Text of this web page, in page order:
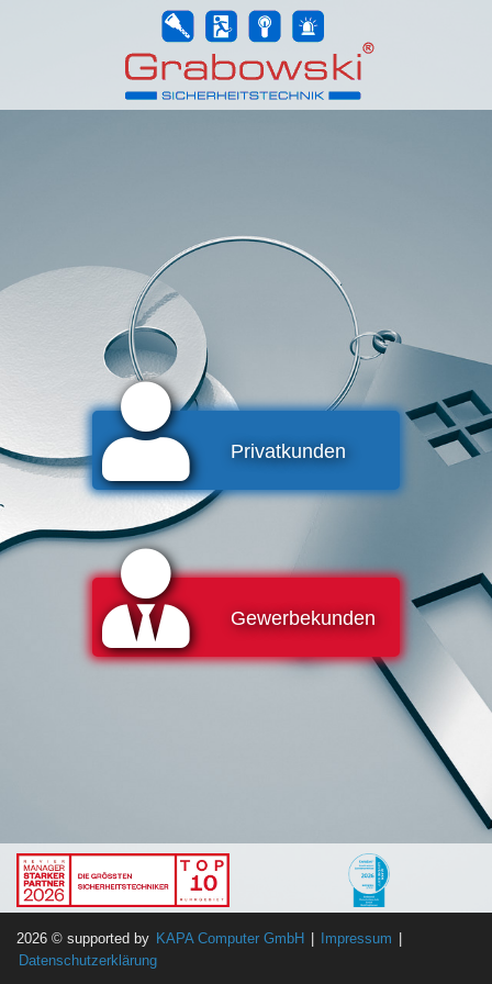
Privatkunden
Gewerbekunden
2026 © supported by KAPA Computer GmbH Impressum
Datenschutzerklärung